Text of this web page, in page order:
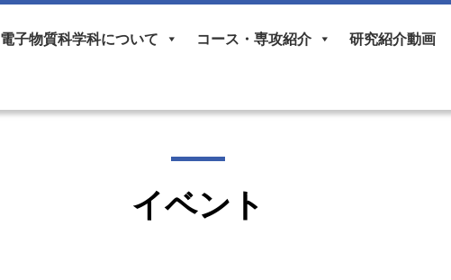
電子物質科学科について コース・専攻紹介 研究紹介動画
イベント